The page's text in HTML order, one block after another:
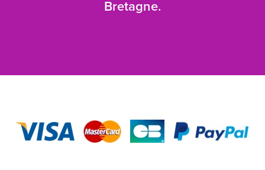
Bretagne.